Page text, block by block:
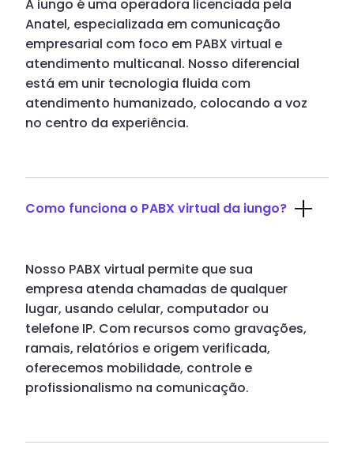
A iungo é uma operadora licenciada pela
Anatel, especializada em comunicação
empresarial com foco em PABX virtual e
atendimento multicanal. Nosso diferencial
está em unir tecnologia fluida com
atendimento humanizado, colocando a voz
no centro da experiência.
Como funciona o PABX virtual da iungo?
Nosso PABX virtual permite que sua
empresa atenda chamadas de qualquer
lugar, usando celular, computador ou
telefone IP. Com recursos como gravações,
ramais, relatórios e origem verificada,
oferecemos mobilidade, controle e
profissionalismo na comunicação.